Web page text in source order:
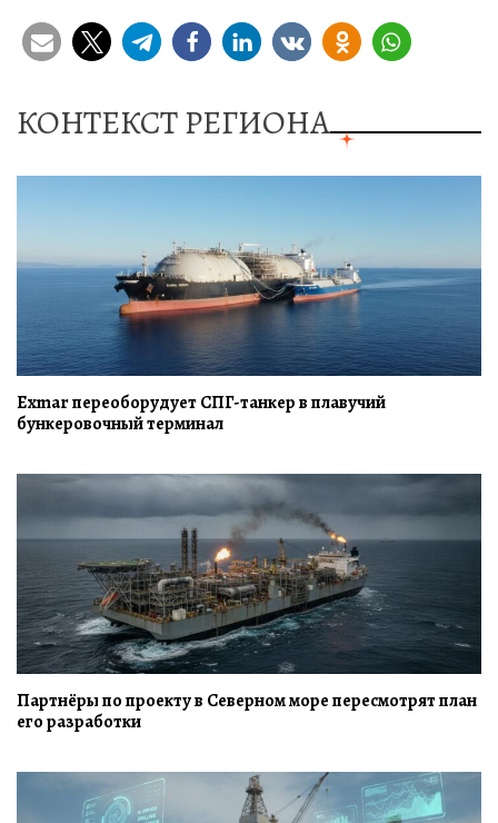
КОНТЕКСТ РЕГИОНА
Exmar переоборудует СПГ-танкер в плавучий
бункеровочный терминал
Партнёры по проекту в Северном море пересмотрят план
его разработки